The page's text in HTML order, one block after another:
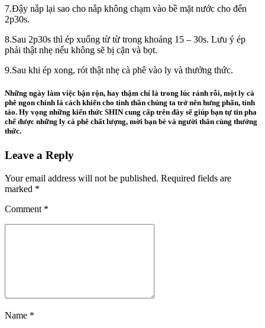
7.Đậy nắp lại sao cho nắp không chạm vào bề mặt nước cho đến
2p30s.
8.Sau 2p30s thì ép xuống từ từ trong khoảng 15 – 30s. Lưu ý ép
phải thật nhẹ nếu không sẽ bị cặn và bọt.
9.Sau khi ép xong, rót thật nhẹ cà phê vào ly và thưởng thức.
Những ngày làm việc bận rộn, hay thậm chí là trong lúc rảnh rỗi, một ly cà
phê ngon chính là cách khiến cho tinh thần chúng ta trở nên hưng phấn, tỉnh
táo. Hy vọng những kiến thức SHIN cung cấp trên đây sẽ giúp bạn tự tin pha
chế được những ly cà phê chất lượng, mời bạn bè và người thân cùng thưởng
thức.
Leave a Reply
Your email address will not be published. Required fields are
marked *
Comment *
Name *